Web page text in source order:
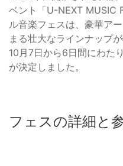
ベント「U-NEXT MUSIC
ル音楽フェスは、豪華ア
まる壮大なラインナップ
10月7日から6日間にわた
が決定しました。
フェスの詳細と